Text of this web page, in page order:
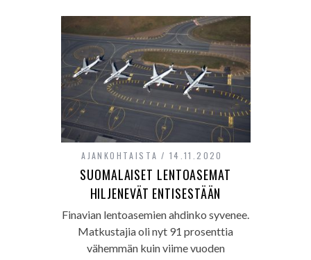
AJANKOHTAISTA 14.11.2020
SUOMALAISET LENTOASEMAT
HILJENEVÄT ENTISESTÄÄN
Finavian lentoasemien ahdinko syvenee.
Matkustajia oli nyt 91 prosenttia
vähemmän kuin viime vuoden